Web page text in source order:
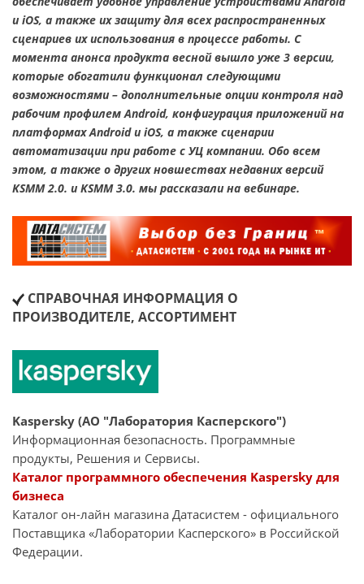
и iOS, а также их защиту для всех распространенных
сценариев их использования в процессе работы. С
момента анонса продукта весной вышло уже 3 версии,
которые обогатили функционал следующими
возможностями – дополнительные опции контроля над
рабочим профилем Android, конфигурация приложений на
платформах Android и iOS, а также сценарии
автоматизации при работе с УЦ компании. Обо всем
этом, а также о других новшествах недавних версий
KSMM 2.0. и KSMM 3.0. мы рассказали на вебинаре.
СПРАВОЧНАЯ ИНФОРМАЦИЯ О
ПРОИЗВОДИТЕЛЕ, АССОРТИМЕНТ
Kaspersky (АО "Лаборатория Касперского")
Информационная безопасность. Программные
продукты, Решения и Сервисы.
Каталог программного обеспечения Kaspersky для
бизнеса
Каталог он-лайн магазина Датасиcтем - официального
Поставщика «Лаборатории Касперского» в Российской
Федерации.